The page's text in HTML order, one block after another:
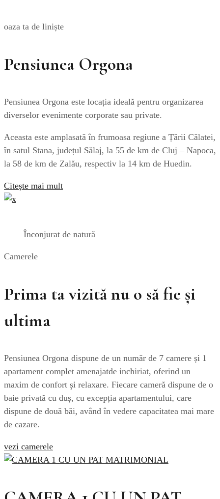
oaza ta de liniște
Pensiunea Orgona
Pensiunea Orgona este locația ideală pentru organizarea
diverselor evenimente corporate sau private.
Aceasta este amplasată în frumoasa regiune a Țării Călatei,
în satul Stana, județul Sălaj, la 55 de km de Cluj – Napoca,
la 58 de km de Zalău, respectiv la 14 km de Huedin.
Citește mai mult
Înconjurat de natură
Camerele
Prima ta vizită nu o să fie și
ultima
Pensiunea Orgona dispune de un număr de 7 camere și 1
apartament complet amenajatde inchiriat, oferind un
maxim de confort şi relaxare. Fiecare cameră dispune de o
baie privată cu duș, cu excepția apartamentului, care
dispune de două băi, având în vedere capacitatea mai mare
de cazare.
vezi camerele